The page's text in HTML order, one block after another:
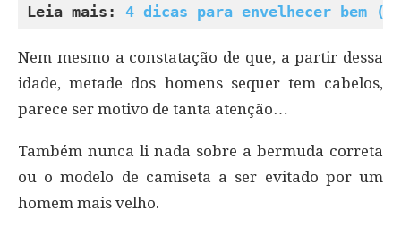
Leia mais: 4 dicas para envelhecer bem
Nem mesmo a constatação de que, a partir dessa
idade, metade dos homens sequer tem cabelos,
parece ser motivo de tanta atenção…
Também nunca li nada sobre a bermuda correta
ou o modelo de camiseta a ser evitado por um
homem mais velho.